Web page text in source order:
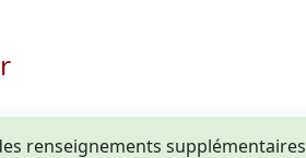
renseignements